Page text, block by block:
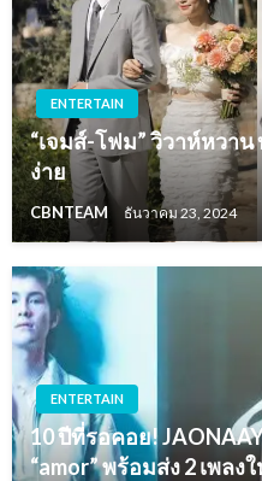
ENTERTAIN
“เจมส์-โฟม” วิวาห์หวาน
ง่าย
CBNTEAM ธันวาคม 23, 2024
ENTERTAIN
10 ปีที่รอคอย!
“amor” พร้อมส่ง 2 เพล